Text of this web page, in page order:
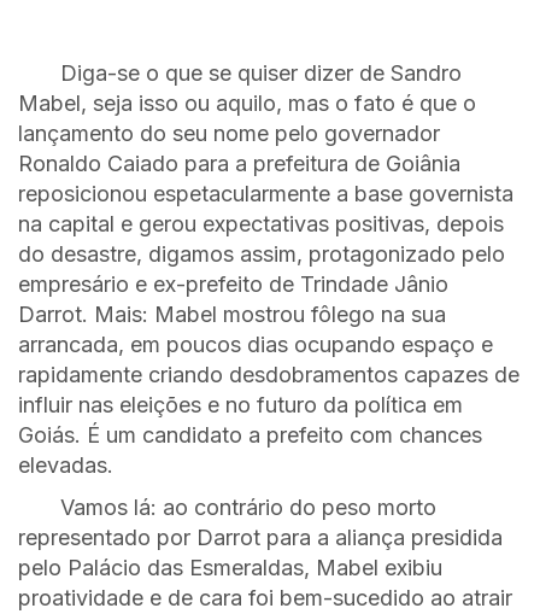
Diga-se o que se quiser dizer de Sandro
Mabel, seja isso ou aquilo, mas o fato é que o
lançamento do seu nome pelo governador
Ronaldo Caiado para a prefeitura de Goiânia
reposicionou espetacularmente a base governista
na capital e gerou expectativas positivas, depois
do desastre, digamos assim, protagonizado pelo
empresário e ex-prefeito de Trindade Jânio
Darrot. Mais: Mabel mostrou fôlego na sua
arrancada, em poucos dias ocupando espaço e
rapidamente criando desdobramentos capazes de
influir nas eleições e no futuro da política em
Goiás. É um candidato a prefeito com chances
elevadas.
Vamos lá: ao contrário do peso morto
representado por Darrot para a aliança presidida
pelo Palácio das Esmeraldas, Mabel exibiu
proatividade e de cara foi bem-sucedido ao atrair